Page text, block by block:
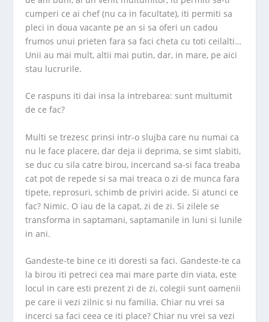
cumperi ce ai chef (nu ca in facultate), iti permiti sa
pleci in doua vacante pe an si sa oferi un cadou
frumos unui prieten fara sa faci cheta cu toti ceilalti…
Unii au mai mult, altii mai putin, dar, in mare, pe aici
stau lucrurile.
Ce raspuns iti dai insa la intrebarea: sunt multumit
de ce fac?
Multi se trezesc prinsi intr-o slujba care nu numai ca
nu le face placere, dar deja ii deprima, se simt slabiti,
se duc cu sila catre birou, incercand sa-si faca treaba
cat pot de repede si sa mai treaca o zi de munca fara
tipete, reprosuri, schimb de priviri acide. Si atunci ce
fac? Nimic. O iau de la capat, zi de zi. Si zilele se
transforma in saptamani, saptamanile in luni si lunile
in ani.
Gandeste-te bine ce iti doresti sa faci. Gandeste-te ca
la birou iti petreci cea mai mare parte din viata, este
locul in care esti prezent zi de zi, colegii sunt oamenii
pe care ii vezi zilnic si nu familia. Chiar nu vrei sa
incerci sa faci ceea ce iti place? Chiar nu vrei sa vezi